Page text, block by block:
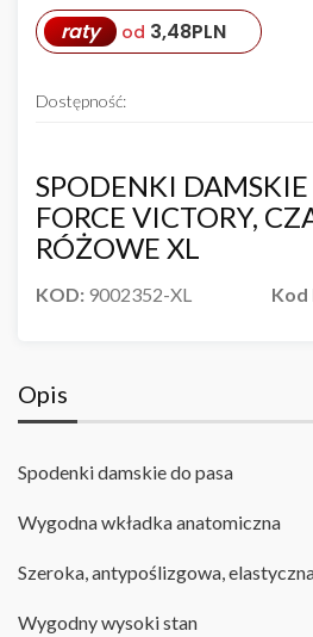
SPODENKI
FORCE VICTORY,
RÓŻOWE XL
KOD: 9002352-XL Kod
raty od 3,48PLN
Dostępność:
Opis
Spodenki damskie do pasa
Wygodna wkładka anatomiczna
Szeroka, antypoślizgowa,
Wygodny wysoki stan